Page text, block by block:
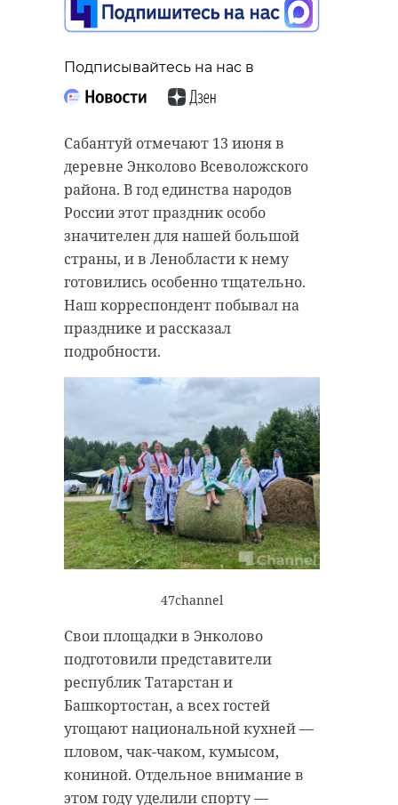
Подписывайтесь на нас в
Сабантуй отмечают 13 июня в
деревне Энколово Всеволожского
района. В год единства народов
России этот праздник особо
значителен для нашей большой
страны, и в Ленобласти к нему
готовились особенно тщательно.
Наш корреспондент побывал на
празднике и рассказал
подробности.
47channel
Свои площадки в Энколово
подготовили представители
республик Татарстан и
Башкортостан, а всех гостей
угощают национальной кухней —
пловом, чак-чаком, кумысом,
кониной. Отдельное внимание в
этом году уделили спорту —